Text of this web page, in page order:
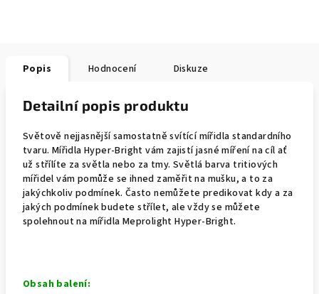
Popis Hodnocení Diskuze
Detailní popis produktu
Světově nejjasnější samostatně svítící mířidla standardního
tvaru. Mířidla Hyper-Bright vám zajistí jasné míření na cíl ať
už střílíte za světla nebo za tmy. Světlá barva tritiových
mířidel vám pomůže se ihned zaměřit na mušku, a to za
jakýchkoliv podmínek. Často nemůžete predikovat kdy a za
jakých podmínek budete střílet, ale vždy se můžete
spolehnout na mířidla Meprolight Hyper-Bright.
Obsah balení: